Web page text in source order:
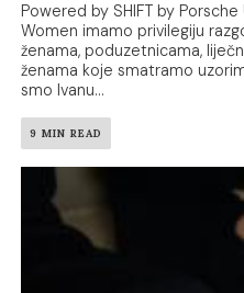
Powered by SHIFT by
Women imamo privilegiju
ženama, poduzetnicama,
ženama koje smatramo
smo Ivanu...
9 MIN READ